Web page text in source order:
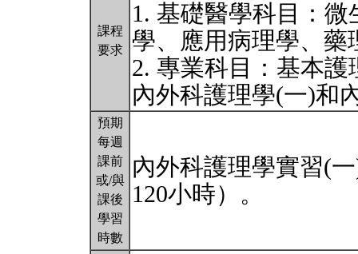
課程
要求
1. 基礎醫學科目：
學、應用病理學、藥
2. 專業科目：基本
內外科護理學(一)和
預期
每週
課前
或/與
課後
學習
時數
內外科護理學實習(
120小時）。